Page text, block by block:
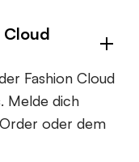
Cloud
Fashion Cloud
Melde dich
oder dem